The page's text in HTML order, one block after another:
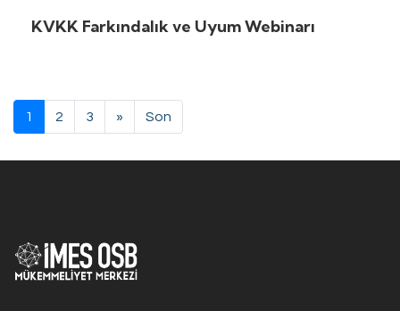
KVKK Farkındalık ve Uyum Webinarı
1 2 3 » Son